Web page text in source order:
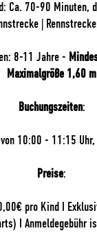
Ca. 70-90 Minuten,
|
8-11 Jahre -
Maximalgröße 1,60 m
Buchungszeiten:
10:00 - 11:15
Preise:
pro Kind I
I Anmeldegebühr